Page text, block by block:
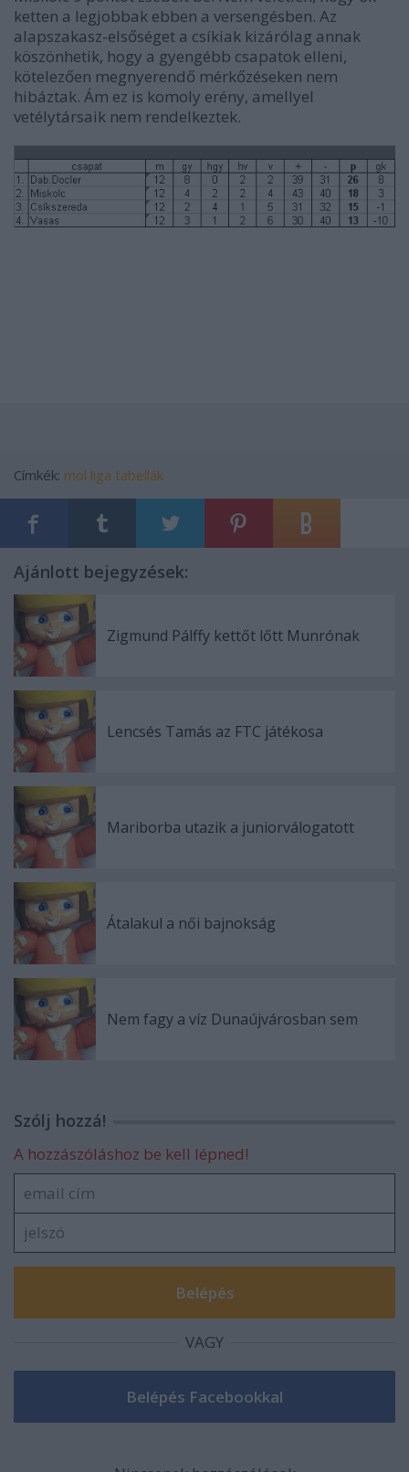
ketten a legjobbak ebben a versengésben. Az
alapszakasz-elsőséget a csíkiak kizárólag annak
köszönhetik, hogy a gyengébb csapatok elleni,
kötelezően megnyerendő mérkőzéseken nem
hibáztak. Ám ez is komoly erény, amellyel
vetélytársaik nem rendelkeztek.
Címkék: mol liga tabellák
Ajánlott bejegyzések:
Zigmund Pálffy kettőt lőtt Munrónak
Lencsés Tamás az FTC játékosa
Mariborba utazik a juniorválogatott
Átalakul a női bajnokság
Nem fagy a víz Dunaújvárosban sem
Szólj hozzá!
A hozzászóláshoz be kell lépned!
VAGY